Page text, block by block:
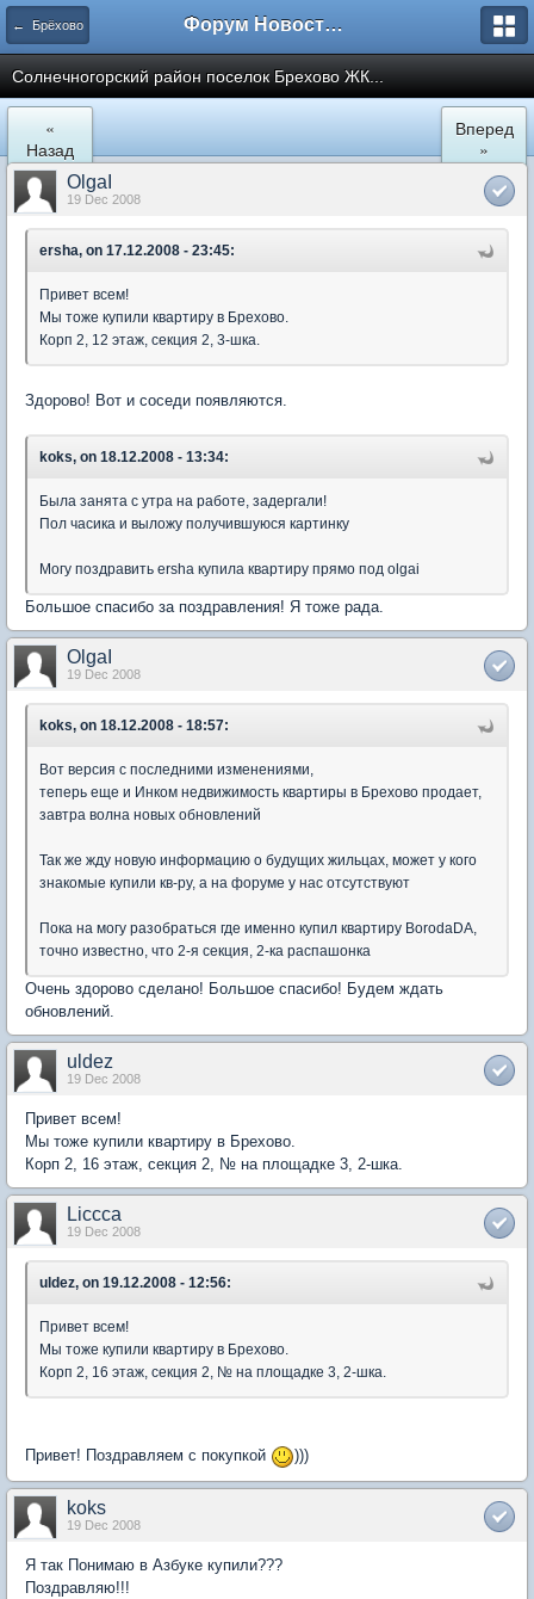
← Брёхово Форум Новостройки
Cолнечногорский район поселок Брехово ЖК...
«
Назад
Вперед
»
OlgaI
19 Dec 2008
ersha, on 17.12.2008 - 23:45:
Привет всем!
Мы тоже купили квартиру в Брехово.
Корп 2, 12 этаж, секция 2, 3-шка.
Здорово! Вот и соседи появляются.
koks, on 18.12.2008 - 13:34:
Была занята с утра на работе, задергали!
Пол часика и выложу получившуюся картинку
Могу поздравить ersha купила квартиру прямо под olgai
Большое спасибо за поздравления! Я тоже рада.
OlgaI
19 Dec 2008
koks, on 18.12.2008 - 18:57:
Вот версия с последними изменениями,
теперь еще и Инком недвижимость квартиры в Брехово продает,
завтра волна новых обновлений
Так же жду новую информацию о будущих жильцах, может у кого
знакомые купили кв-ру, а на форуме у нас отсутствуют
Пока на могу разобраться где именно купил квартиру BorodaDA,
точно известно, что 2-я секция, 2-ка распашонка
Очень здорово сделано! Большое спасибо! Будем ждать
обновлений.
uldez
19 Dec 2008
Привет всем!
Мы тоже купили квартиру в Брехово.
Корп 2, 16 этаж, секция 2, № на площадке 3, 2-шка.
Liccca
19 Dec 2008
uldez, on 19.12.2008 - 12:56:
Привет всем!
Мы тоже купили квартиру в Брехово.
Корп 2, 16 этаж, секция 2, № на площадке 3, 2-шка.
Привет! Поздравляем с покупкой )))
koks
19 Dec 2008
Я так Понимаю в Азбуке купили???
Поздравляю!!!